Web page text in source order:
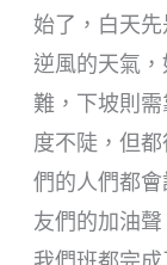
始了，白天
逆風的天氣
難，下坡則
度不陡，但
們的人們都
友們的加油